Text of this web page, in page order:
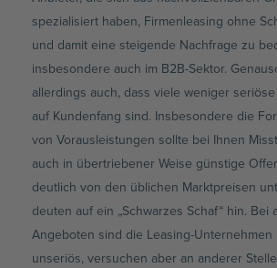
spezialisiert haben, Firmenleasing ohne
und damit eine steigende Nachfrage zu
insbesondere auch im B2B-Sektor.
allerdings auch, dass viele weniger
auf Kundenfang sind. Insbesondere die
vonVorausleistungen sollte bei Ihnen
auch in übertriebener Weise günstige
deutlich von den üblichen Marktpreisen
deuten auf ein „Schwarzes Schaf“ hin. Bei
Angeboten sind die Leasing-Unternehmen
unseriös, versuchen aber an anderer